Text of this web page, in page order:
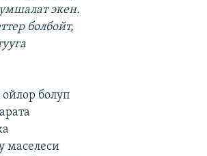
экен.
болбойт,
болуп
маселеси